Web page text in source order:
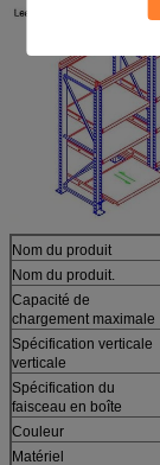
Nom du produit
Nom du produit.
Capacité de
chargement maximale
Spécification verticale
verticale
Spécification du
faisceau en boîte
Couleur
Matériel